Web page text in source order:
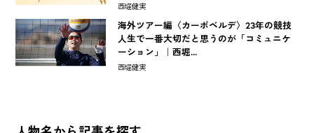
西堀健実
海外ツアー編〈カーボベルデ〉23年の競技
人生で一番大切だと思うのが「コミュニケ
ーション」｜西堀...
西堀健実